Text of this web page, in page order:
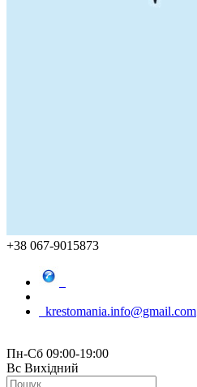
+38 067-9015873
krestomania.info@gmail.com
Пн-Сб 09:00-19:00
Вс Вихідний